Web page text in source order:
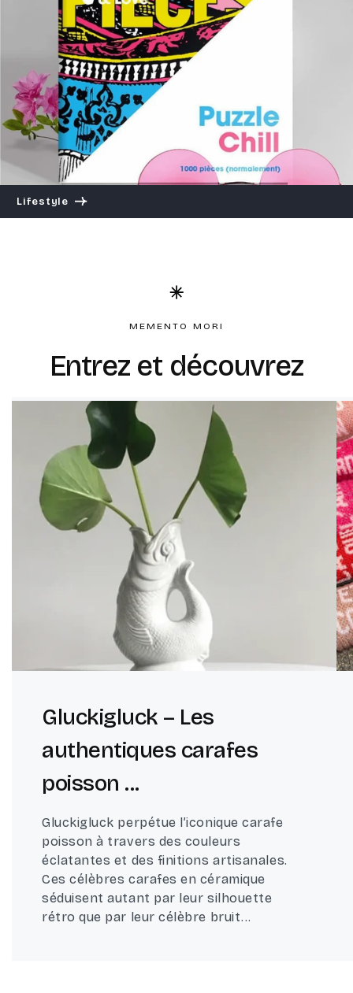
Lifestyle
MEMENTO MORI
Entrez et découvrez
Gluckigluck – Les
authentiques carafes
poisson ...
Gluckigluck perpétue l’iconique carafe
poisson à travers des couleurs
éclatantes et des finitions artisanales.
Ces célèbres carafes en céramique
séduisent autant par leur silhouette
rétro que par leur célèbre bruit...